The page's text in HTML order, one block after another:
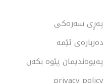
پەڕی سەرەکی
دەربارەی ئێمە
پەیوەندیمان پێوە بکەن